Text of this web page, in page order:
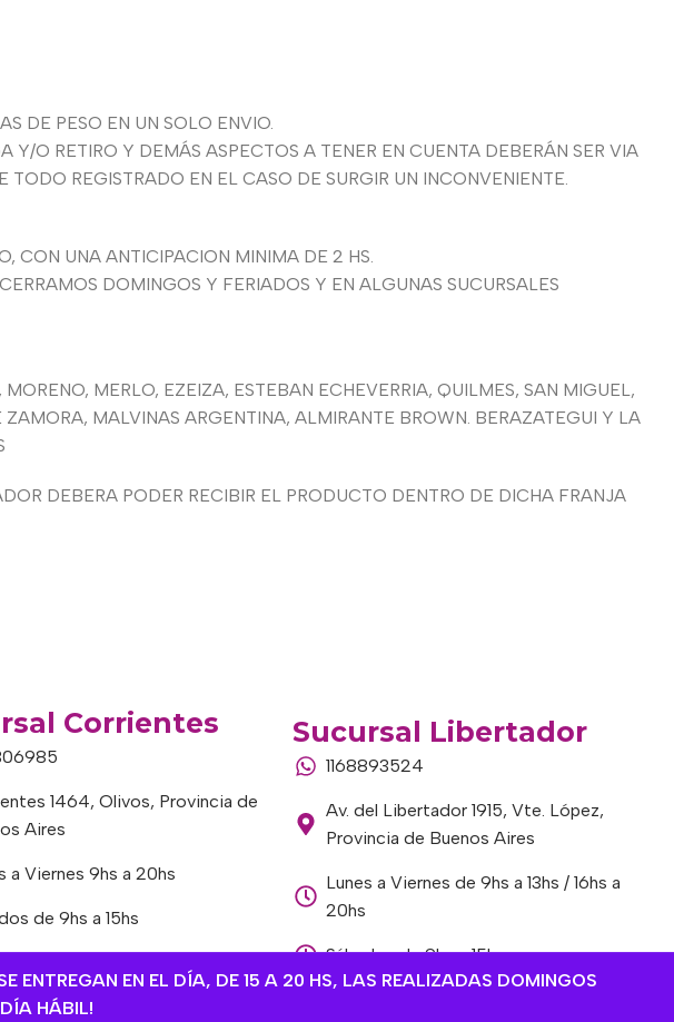
ENTREGAN EN EL DÍA, DE 15 A 20 HS, LAS REALIZADAS DOMINGOS
HÁBIL!
DE PESO EN UN SOLO ENVIO.
O RETIRO Y DEMÁS ASPECTOS A TENER EN CUENTA DEBERÁN SER VIA
REGISTRADO EN EL CASO DE SURGIR UN INCONVENIENTE.
CON UNA ANTICIPACION MINIMA DE 2 HS.
DOMINGOS Y FERIADOS Y EN ALGUNAS SUCURSALES
MERLO, EZEIZA, ESTEBAN ECHEVERRIA, QUILMES, SAN MIGUEL,
MALVINAS ARGENTINA, ALMIRANTE BROWN. BERAZATEGUI Y LA
DEBERA PODER RECIBIR EL PRODUCTO DENTRO DE DICHA FRANJA
Corrientes
1464, Olivos, Provincia de
Aires
a Viernes 9hs a 20hs
de 9hs a 15hs
Sucursal Libertador
1168893524
Av. del Libertador 1915, Vte. López,
Provincia de Buenos Aires
Lunes a Viernes de 9hs a 13hs / 16hs a
20hs
Sábados de 9hs a 15hs